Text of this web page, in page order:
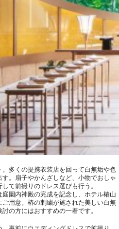
多くの提携衣装店を回って白無垢や色
。扇子やかんざしなど、小物でおしゃ
て前撮りのドレス選びも行う。
園内神殿の完成を記念し、ホテル椿山
用意。椿の刺繍が施された美しい白無
の方にはおすすめの一着です。